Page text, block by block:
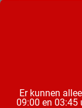
Er kunnen
09:00 en 03:45